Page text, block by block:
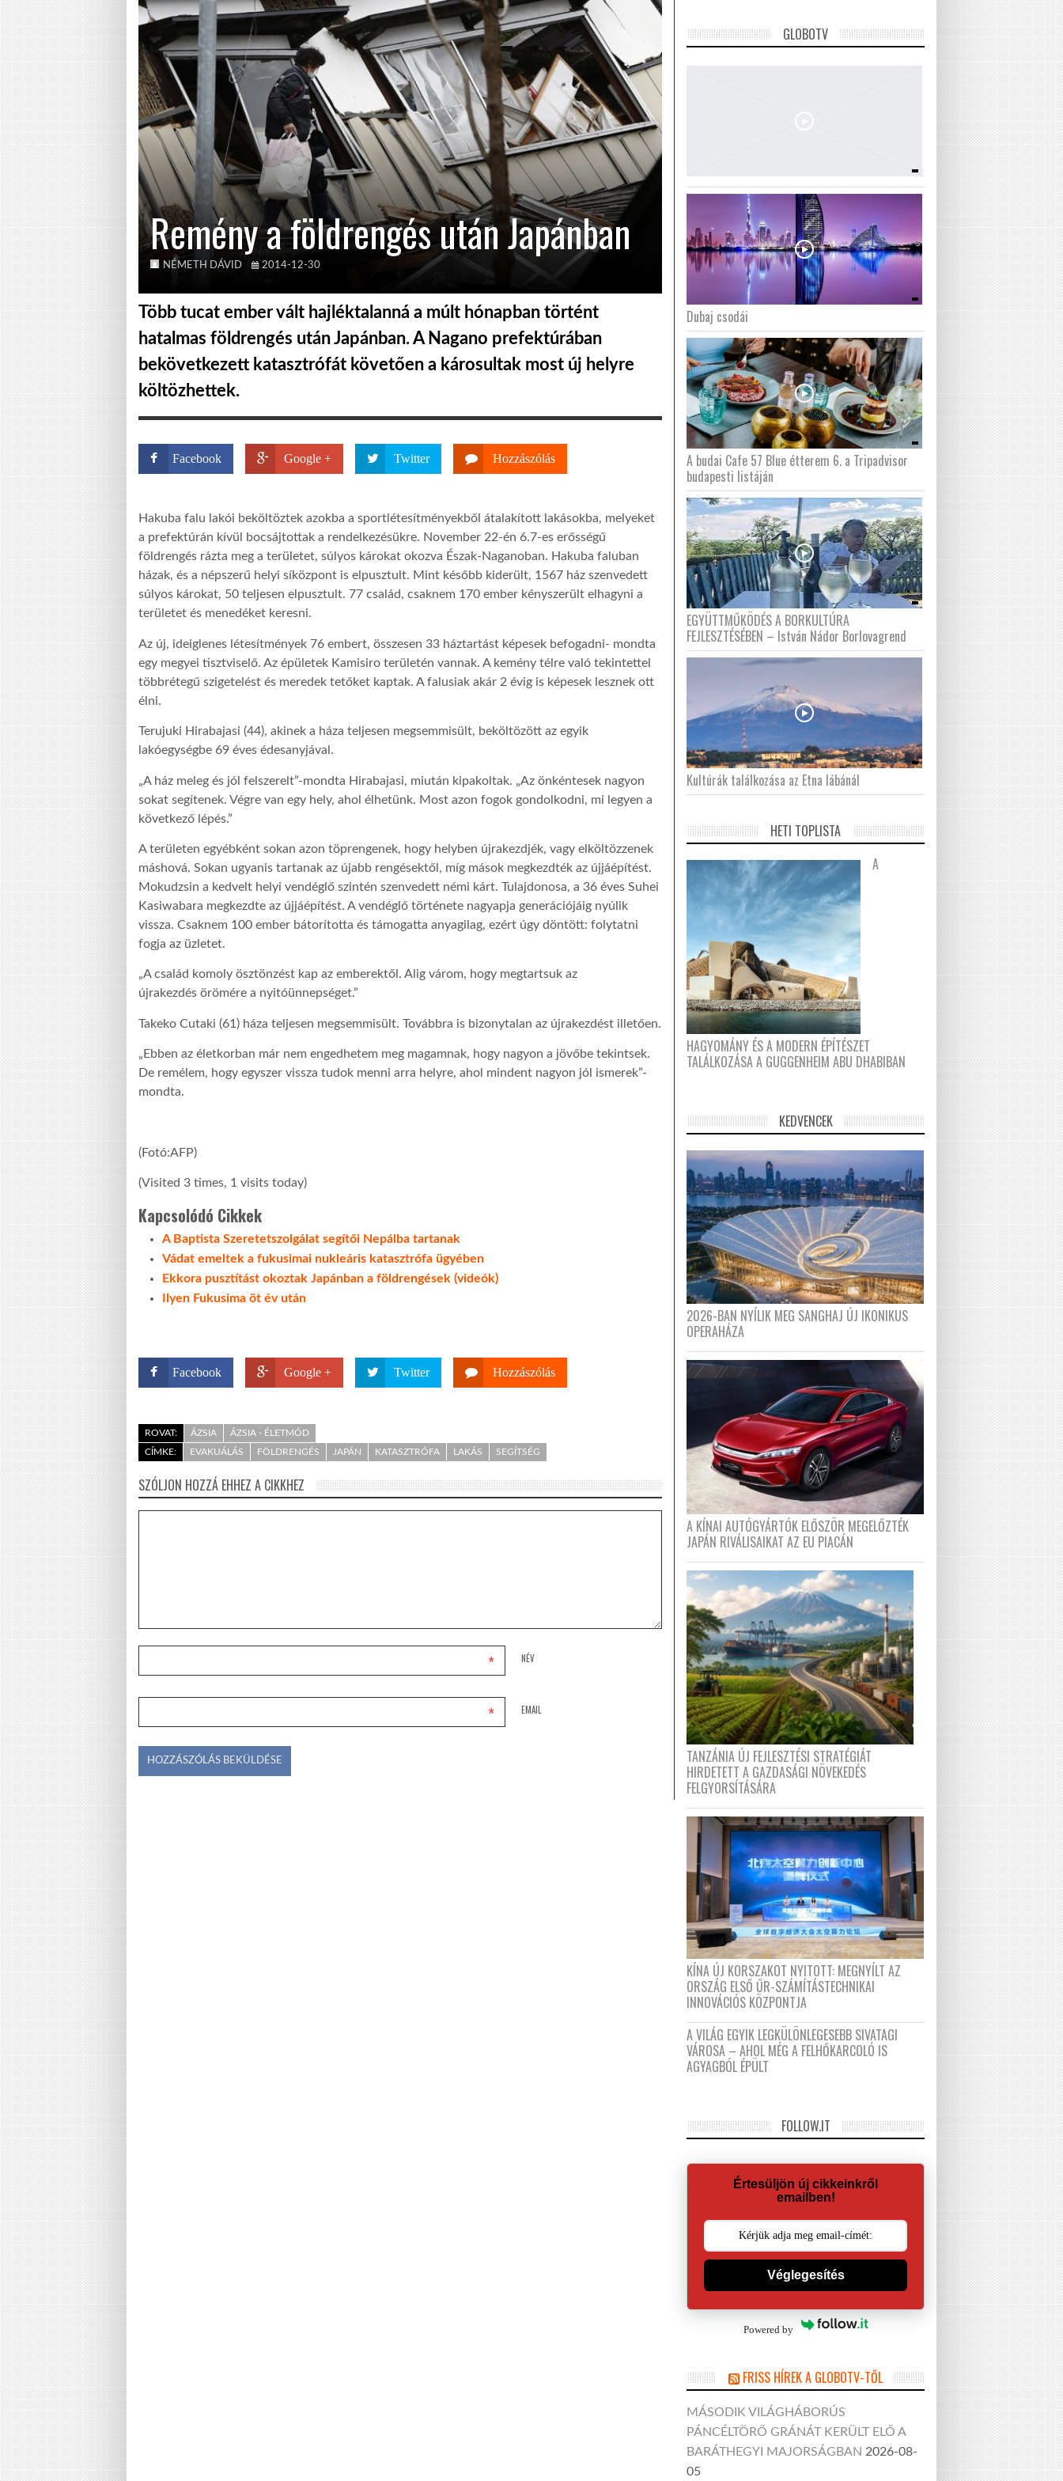
Remény a földrengés után Japánban
NÉMETH DÁVID 2014-12-30
Több tucat ember vált hajléktalanná a múlt hónapban történt
hatalmas földrengés után Japánban. A Nagano prefektúrában
bekövetkezett katasztrófát követően a károsultak most új helyre
költözhettek.
Facebook Google + Twitter Hozzászólás
Hakuba falu lakói beköltöztek azokba a sportlétesítményekből átalakított lakásokba, melyeket
a prefektúrán kívül bocsájtottak a rendelkezésükre. November 22-én 6.7-es erősségű
földrengés rázta meg a területet, súlyos károkat okozva Észak-Naganoban. Hakuba faluban
házak, és a népszerű helyi síközpont is elpusztult. Mint később kiderült, 1567 ház szenvedett
súlyos károkat, 50 teljesen elpusztult. 77 család, csaknem 170 ember kényszerült elhagyni a
területet és menedéket keresni.
Az új, ideiglenes létesítmények 76 embert, összesen 33 háztartást képesek befogadni- mondta
egy megyei tisztviselő. Az épületek Kamisiro területén vannak. A kemény télre való tekintettel
többrétegű szigetelést és meredek tetőket kaptak. A falusiak akár 2 évig is képesek lesznek ott
élni.
Terujuki Hirabajasi (44), akinek a háza teljesen megsemmisült, beköltözött az egyik
lakóegységbe 69 éves édesanyjával.
„A ház meleg és jól felszerelt”-mondta Hirabajasi, miután kipakoltak. „Az önkéntesek nagyon
sokat segítenek. Végre van egy hely, ahol élhetünk. Most azon fogok gondolkodni, mi legyen a
következő lépés.”
A területen egyébként sokan azon töprengenek, hogy helyben újrakezdjék, vagy elköltözzenek
máshová. Sokan ugyanis tartanak az újabb rengésektől, míg mások megkezdték az újjáépítést.
Mokudzsin a kedvelt helyi vendéglő szintén szenvedett némi kárt. Tulajdonosa, a 36 éves Suhei
Kasiwabara megkezdte az újjáépítést. A vendéglő története nagyapja generációjáig nyúlik
vissza. Csaknem 100 ember bátorította és támogatta anyagilag, ezért úgy döntött: folytatni
fogja az üzletet.
„A család komoly ösztönzést kap az emberektől. Alig várom, hogy megtartsuk az
újrakezdés örömére a nyitóünnepséget.”
Takeko Cutaki (61) háza teljesen megsemmisült. Továbbra is bizonytalan az újrakezdést illetően.
„Ebben az életkorban már nem engedhetem meg magamnak, hogy nagyon a jövőbe tekintsek.
De remélem, hogy egyszer vissza tudok menni arra helyre, ahol mindent nagyon jól ismerek”-
mondta.
(Fotó:AFP)
(Visited 3 times, 1 visits today)
Kapcsolódó Cikkek
A Baptista Szeretetszolgálat segítői Nepálba tartanak
Vádat emeltek a fukusimai nukleáris katasztrófa ügyében
Ekkora pusztítást okoztak Japánban a földrengések (videók)
Ilyen Fukusima öt év után
Facebook Google + Twitter Hozzászólás
ROVAT: ÁZSIA
ÁZSIA - ÉLETMÓD
CÍMKE:
EVAKUÁLÁS FÖLDRENGÉS JAPÁN KATASZTRÓFA LAKÁS SEGÍTSÉG
SZÓLJON HOZZÁ EHHEZ A CIKKHEZ
NÉV
*
EMAIL
*
GLOBOTV
Dubaj csodái
A budai Cafe 57 Blue étterem 6. a Tripadvisor
budapesti listáján
EGYÜTTMŰKÖDÉS A BORKULTÚRA
FEJLESZTÉSÉBEN – István Nádor Borlovagrend
Kultúrák találkozása az Etna lábánál
HETI TOPLISTA
A
HAGYOMÁNY ÉS A MODERN ÉPÍTÉSZET
TALÁLKOZÁSA A GUGGENHEIM ABU DHABIBAN
KEDVENCEK
2026-BAN NYÍLIK MEG SANGHAJ ÚJ IKONIKUS
OPERAHÁZA
A KÍNAI AUTÓGYÁRTÓK ELŐSZÖR MEGELŐZTÉK
JAPÁN RIVÁLISAIKAT AZ EU PIACÁN
TANZÁNIA ÚJ FEJLESZTÉSI STRATÉGIÁT
HIRDETETT A GAZDASÁGI NÖVEKEDÉS
FELGYORSÍTÁSÁRA
KÍNA ÚJ KORSZAKOT NYITOTT: MEGNYÍLT AZ
ORSZÁG ELSŐ ŰR-SZÁMÍTÁSTECHNIKAI
INNOVÁCIÓS KÖZPONTJA
A VILÁG EGYIK LEGKÜLÖNLEGESEBB SIVATAGI
VÁROSA – AHOL MÉG A FELHŐKARCOLÓ IS
AGYAGBÓL ÉPÜLT
FOLLOW.IT
Értesüljön új cikkeinkről
emailben!
Véglegesítés
Powered by
FRISS HÍREK A GLOBOTV-TŐL
MÁSODIK VILÁGHÁBORÚS
PÁNCÉLTÖRŐ GRÁNÁT KERÜLT ELŐ A
BARÁTHEGYI MAJORSÁGBAN 2026-08-
05